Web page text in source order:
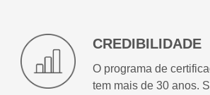
CREDIBILIDADE
O programa de
tem mais de 30 anos.